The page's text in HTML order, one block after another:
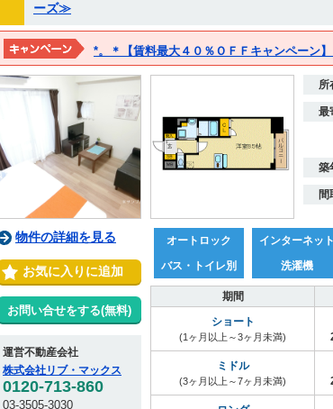
ーズ≫
*。＊【賃料最大４０％ＯＦＦキャンペーン
※２０２７年３月１５日までの期間限定！！
※表示料金は割引後の価格となります。
所
最
築
間
物件の詳細を見る
お気に入りに追加
お問い合せをする(無料)
運営不動産会社
株式会社リブ・マックス
0120-713-860
03-3505-3030
オートロック インターネット
バス・トイレ別
洗濯機
期間
ショート
(1ヶ月以上～3ヶ月未満)
ミドル
(3ヶ月以上～7ヶ月未満)